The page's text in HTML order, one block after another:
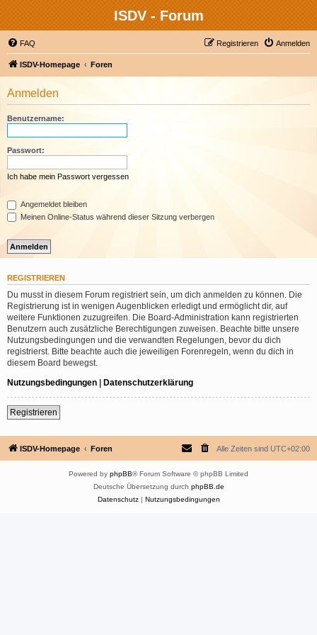
ISDV - Forum
FAQ Anmelden
Registrieren
ISDV-Homepage Foren
Anmelden
Benutzername:
Passwort:
Ich habe mein Passwort vergessen
Angemeldet bleiben
Meinen Online-Status während dieser Sitzung verbergen
REGISTRIEREN
Du musst in diesem Forum registriert sein, um dich anmelden zu können. Die
Registrierung ist in wenigen Augenblicken erledigt und ermöglicht dir, auf
weitere Funktionen zuzugreifen. Die Board-Administration kann registrierten
Benutzern auch zusätzliche Berechtigungen zuweisen. Beachte bitte unsere
Nutzungsbedingungen und die verwandten Regelungen, bevor du dich
registrierst. Bitte beachte auch die jeweiligen Forenregeln, wenn du dich in
diesem Board bewegst.
Nutzungsbedingungen | Datenschutzerklärung
Registrieren
ISDV-Homepage Foren Alle Zeiten sind UTC+02:00
Powered by phpBB® Forum Software © phpBB Limited
Deutsche Übersetzung durch phpBB.de
Datenschutz| Nutzungsbedingungen